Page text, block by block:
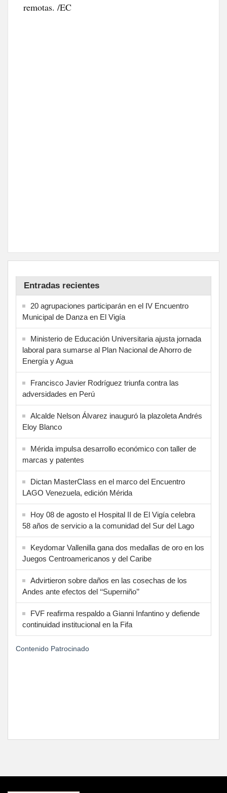
remotas. /EC
Entradas recientes
20 agrupaciones participarán en el IV Encuentro
Municipal de Danza en El Vigía
Ministerio de Educación Universitaria ajusta jornada
laboral para sumarse al Plan Nacional de Ahorro de
Energía y Agua
Francisco Javier Rodríguez triunfa contra las
adversidades en Perú
Alcalde Nelson Álvarez inauguró la plazoleta Andrés
Eloy Blanco
Mérida impulsa desarrollo económico con taller de
marcas y patentes
Dictan MasterClass en el marco del Encuentro
LAGO Venezuela, edición Mérida
Hoy 08 de agosto el Hospital II de El Vigía celebra
58 años de servicio a la comunidad del Sur del Lago
Keydomar Vallenilla gana dos medallas de oro en los
Juegos Centroamericanos y del Caribe
Advirtieron sobre daños en las cosechas de los
Andes ante efectos del ‘‘Superniño’’
FVF reafirma respaldo a Gianni Infantino y defiende
continuidad institucional en la Fifa
Contenido Patrocinado